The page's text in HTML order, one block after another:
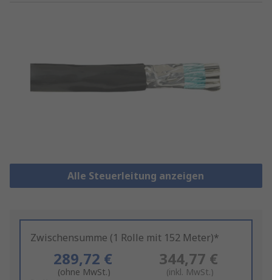
Alle Steuerleitung anzeigen
Zwischensumme (1 Rolle mit 152 Meter)*
289,72 €
(ohne MwSt.)
344,77 €
(inkl. MwSt.)